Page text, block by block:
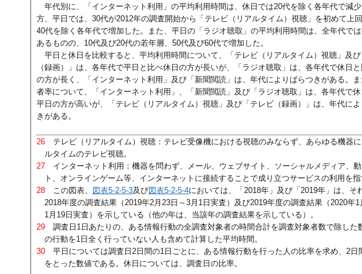
年代別に、「インターネット利用」の平均利用時間は、休日では20代を除く各年代で減
方、平日では、30代が2012年の調査開始から「テレビ（リアルタイム）視聴」を初めて上回
40代を除く各年代で増加した。また、平日の「ラジオ聴取」の平均利用時間は、全年代で
あるものの、10代及び20代の若年層、50代及び60代で増加した。
平日と休日を比較すると、平均利用時間について、「テレビ（リアルタイム）視聴」及
（録画）」は、各年代で平日と比べ休日の方が長いが、「ラジオ聴取」は、各年代で休日と
の方が長く、「インターネット利用」及び「新聞閲読」は、年代によりばらつきがある。
者率について、「インターネット利用」、「新聞閲読」及び「ラジオ聴取」は、各年代で
平日の方が高いが、「テレビ（リアルタイム）視聴」及び「テレビ（録画）」は、年代に
きがある。
26 テレビ（リアルタイム）視聴：テレビ受像機における視聴のみならず、あらゆる機器
ルタイムのテレビ視聴。
27 インターネット利用：機器を問わず、メール、ウェブサイト、ソーシャルメディア、動
ト、オンラインゲーム等、インターネットに接続することで成り立つサービスの利用を指
28 この図表、 図表5-2-5-3及び図表5-2-5-4においては、「2018年」及び「2019年」は、そ
2018年度の調査結果（2019年2月23日～3月1日実査）及び2019年度の調査結果（2020年1
1月19日実査）を示している（他の年は、当該年の調査結果を示している）。
29 調査日1日あたりの、ある情報行動の全調査対象者の時間合計を調査対象者数で除した
の行動を1日全く行っていない人も含めて計算した平均時間。
30 平日については調査日2日間の1日ごとに、ある情報行動を行った人の比率を求め、2日
をとった数値である。休日については、調査日の比率。